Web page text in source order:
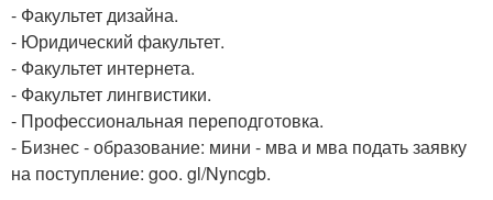
- Факультет дизайна.
- Юридический факультет.
- Факультет интернета.
- Факультет лингвистики.
- Профессиональная переподготовка.
- Бизнес - образование: мини - мва и мва подать заявку
на поступление: goo. gl/Nyncgb.